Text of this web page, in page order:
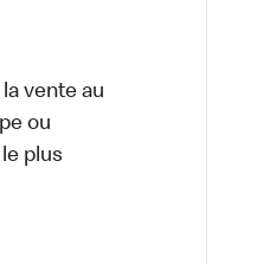
vente au
ou
plus